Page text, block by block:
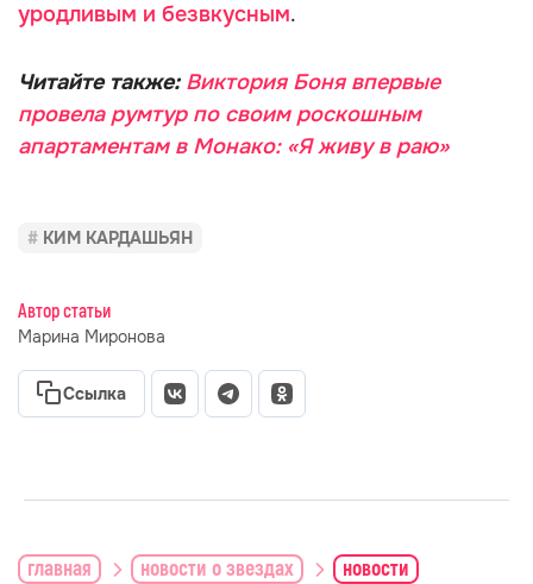
уродливым и безвкусным.
Читайте также: Виктория Боня впервые
провела румтур по своим роскошным
апартаментам в Монако: «Я живу в раю»
КИМ КАРДАШЬЯН
Автор статьи
Марина Миронова
Ссылка
главная новости о звездах новости